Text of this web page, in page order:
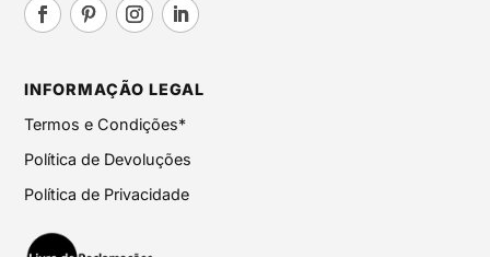
INFORMAÇÃO LEGAL
Termos e Condições*
Política de Devoluções
Política de Privacidade